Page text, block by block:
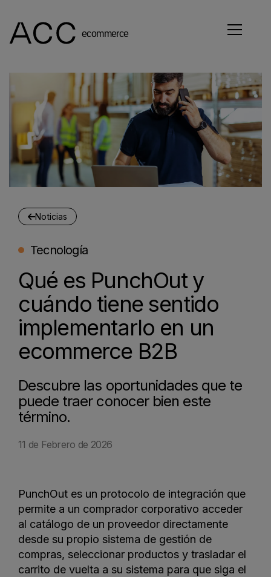
Noticias
Tecnología
Qué es PunchOut y
cuándo tiene sentido
implementarlo en un
ecommerce B2B
Descubre las oportunidades que te
puede traer conocer bien este
término.
11 de Febrero de 2026
PunchOut es un protocolo de integración que
permite a un comprador corporativo acceder
al catálogo de un proveedor directamente
desde su propio sistema de gestión de
compras, seleccionar productos y trasladar el
carrito de vuelta a su sistema para que siga el